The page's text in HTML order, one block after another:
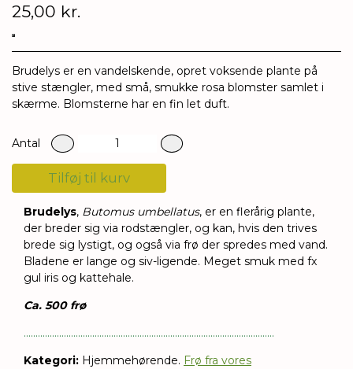
25,00 kr.
Brudelys er en vandelskende, opret voksende plante på
stive stængler, med små, smukke rosa blomster samlet i
skærme. Blomsterne har en fin let duft.
Antal
Tilføj til kurv
Brudelys, Butomus umbellatus, er en flerårig plante,
der breder sig via rodstængler, og kan, hvis den trives
brede sig lystigt, og også via frø der spredes med vand.
Bladene er lange og siv-ligende. Meget smuk med fx
gul iris og kattehale.
Ca. 500 frø
..........................................................................................................
Kategori: Hjemmehørende. Frø fra vores